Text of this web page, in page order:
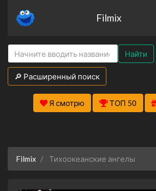
Filmix
Найти
🔎 Расширенный поиск
Я смотрю ТОП 50
Filmix Тихоокеанские ангелы